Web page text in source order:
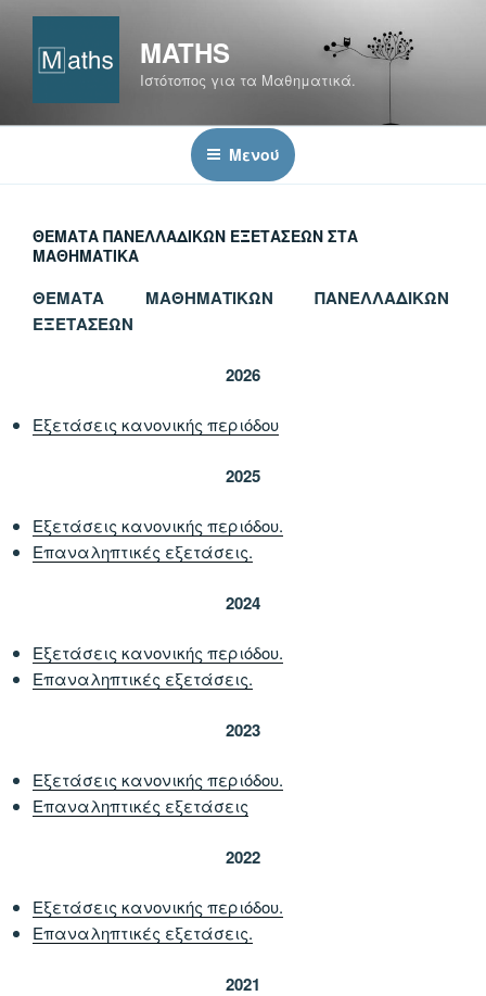
Μετάβαση
περιεχόμενο
MATHS
Ιστότοπος για τα Μαθηματικά.
Μενού
ΘΈΜΑΤΑ ΠΑΝΕΛΛΑΔΙΚΏΝ ΕΞΕΤΆΣΕΩΝ ΣΤΑ
ΜΑΘΗΜΑΤΙΚΆ
ΘΕΜΑΤΑ ΜΑΘΗΜΑΤΙΚΩΝ ΠΑΝΕΛΛΑΔΙΚΩΝ
ΕΞΕΤΑΣΕΩΝ
2026
Εξετάσεις κανονικής περιόδου
2025
Εξετάσεις κανονικής περιόδου.
Επαναληπτικές εξετάσεις.
2024
Εξετάσεις κανονικής περιόδου.
Επαναληπτικές εξετάσεις.
2023
Εξετάσεις κανονικής περιόδου.
Επαναληπτικές εξετάσεις
2022
Εξετάσεις κανονικής περιόδου.
Επαναληπτικές εξετάσεις.
2021